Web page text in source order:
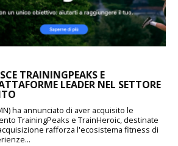
TRAININGPEAKS E
LEADER NEL SETTORE
ha annunciato di aver acquisito le
TrainingPeaks e TrainHeroic, destinate
rafforza l'ecosistema fitness di